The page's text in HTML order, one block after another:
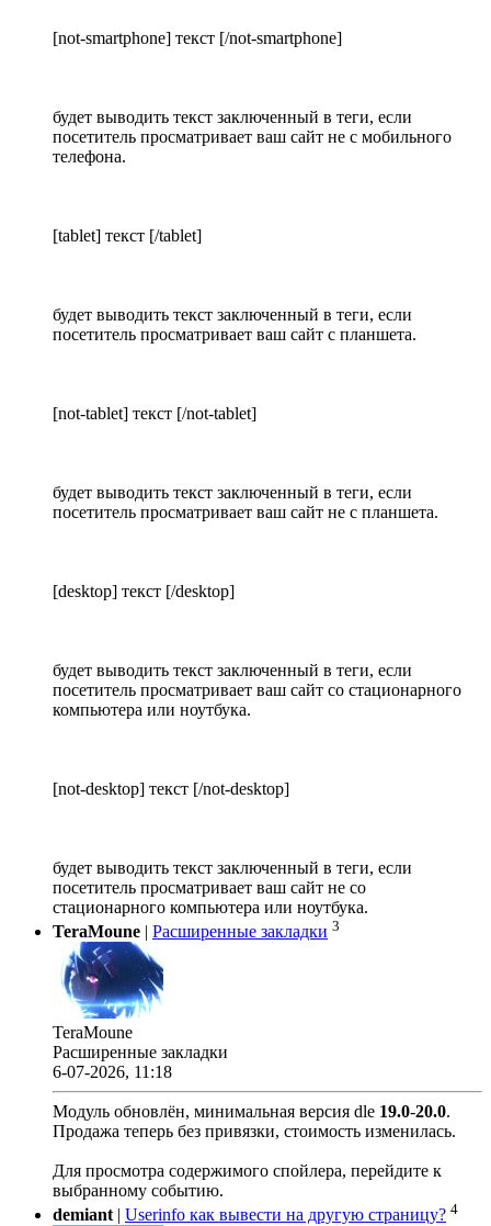
[not-smartphone] текст [/not-smartphone]
будет выводить текст заключенный в теги, если
посетитель просматривает ваш сайт не с мобильного
телефона.
[tablet] текст [/tablet]
будет выводить текст заключенный в теги, если
посетитель просматривает ваш сайт с планшета.
[not-tablet] текст [/not-tablet]
будет выводить текст заключенный в теги, если
посетитель просматривает ваш сайт не с планшета.
[desktop] текст [/desktop]
будет выводить текст заключенный в теги, если
посетитель просматривает ваш сайт со стационарного
компьютера или ноутбука.
[not-desktop] текст [/not-desktop]
будет выводить текст заключенный в теги, если
посетитель просматривает ваш сайт не со
стационарного компьютера или ноутбука.
TeraMoune | Расширенные закладки 3
TeraMoune
Расширенные закладки
6-07-2026, 11:18
Модуль обновлён, минимальная версия dle 19.0-20.0.
Продажа теперь без привязки, стоимость изменилась.
Для просмотра содержимого спойлера, перейдите к
выбранному событию.
demiant | Userinfo как вывести на другую страницу? 4